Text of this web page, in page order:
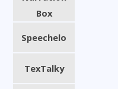
Box
Speechelo
TexTalky